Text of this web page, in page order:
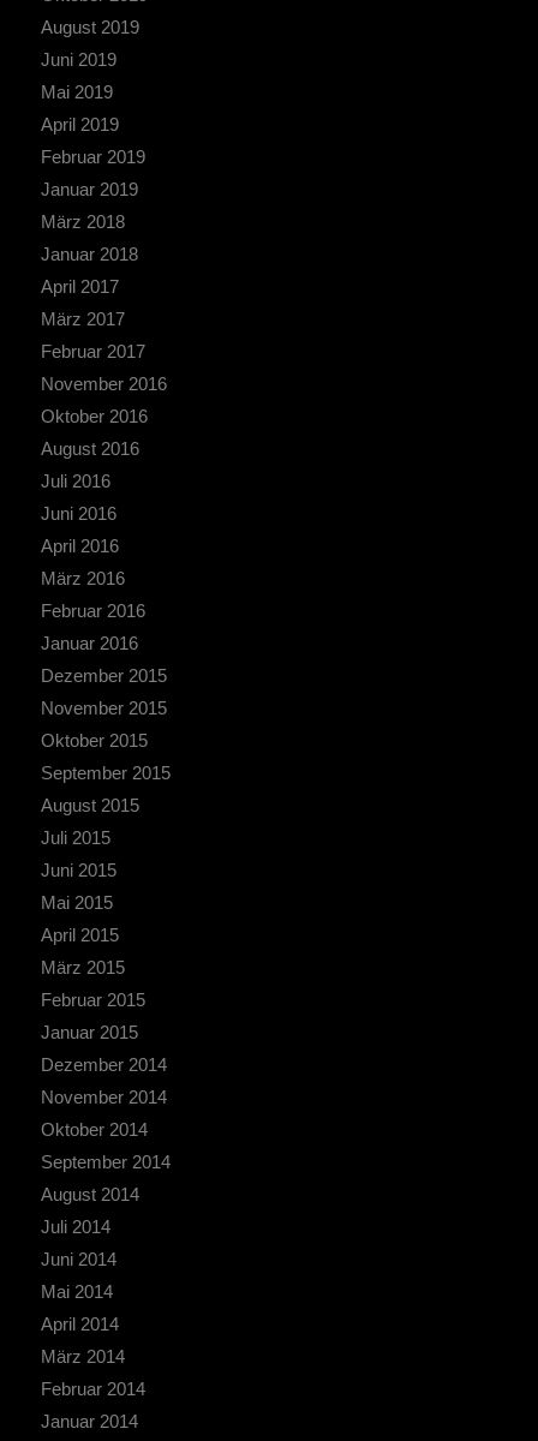
August 2019
Juni 2019
Mai 2019
April 2019
Februar 2019
Januar 2019
März 2018
Januar 2018
April 2017
März 2017
Februar 2017
November 2016
Oktober 2016
August 2016
Juli 2016
Juni 2016
April 2016
März 2016
Februar 2016
Januar 2016
Dezember 2015
November 2015
Oktober 2015
September 2015
August 2015
Juli 2015
Juni 2015
Mai 2015
April 2015
März 2015
Februar 2015
Januar 2015
Dezember 2014
November 2014
Oktober 2014
September 2014
August 2014
Juli 2014
Juni 2014
Mai 2014
April 2014
März 2014
Februar 2014
Januar 2014